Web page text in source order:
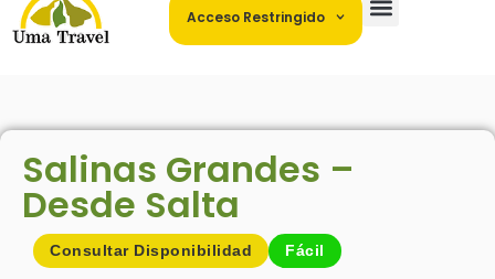
Acceso Restringido
Salinas Grandes –
Desde Salta
Consultar Disponibilidad Fácil